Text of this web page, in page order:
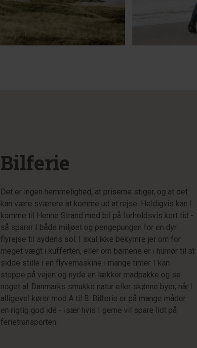
Bilferie
Det er ingen hemmelighed, at priserne stiger, og at det
kan være sværere at komme ud at rejse. Heldigvis kan I
komme til Henne Strand med bil på forholdsvis kort tid -
så sparer I både miljøet og pengepungen for en dyr
flyrejse til sydens sol. I skal ikke bekymre jer om for
meget vægt i kufferten, eller om børnene er i humør til at
sidde stille i en flyvemaskine i mange timer. I kan
stoppe på vejen og nyde en lækker madpakke og se
noget af Danmarks smukke natur eller skønne byer, når I
alligevel kører mod A til B. Bilferie er på mange måder
en rigtig god idé - især hvis I gerne vil spare lidt på
ferietransporten.